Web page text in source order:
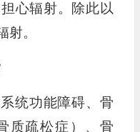
心辐射。除此以
。
统功能障碍、骨
质疏松症）、骨